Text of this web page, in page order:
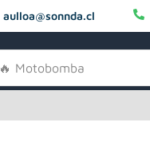
aulloa@sonnda.cl
🔥 Motobomba